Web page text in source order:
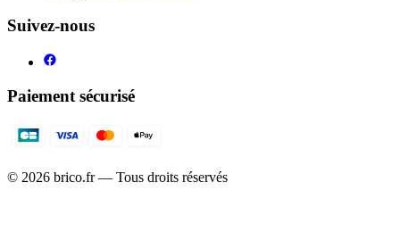
Suivez-nous
Paiement sécurisé
© 2026 brico.fr — Tous droits réservés